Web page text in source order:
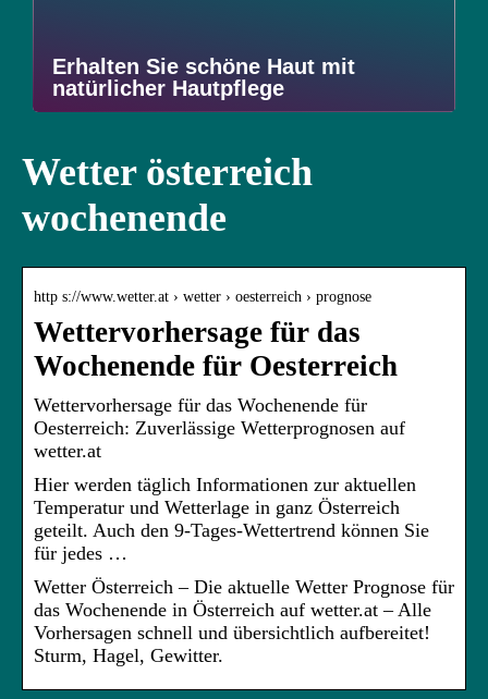
Erhalten Sie schöne Haut mit
natürlicher Hautpflege
Wetter österreich
wochenende
http s://www.wetter.at › wetter › oesterreich › prognose
Wettervorhersage für das
Wochenende für Oesterreich
Wettervorhersage für das Wochenende für
Oesterreich: Zuverlässige Wetterprognosen auf
wetter.at
Hier werden täglich Informationen zur aktuellen
Temperatur und Wetterlage in ganz Österreich
geteilt. Auch den 9-Tages-Wettertrend können Sie
für jedes …
Wetter Österreich – Die aktuelle Wetter Prognose für
das Wochenende in Österreich auf wetter.at – Alle
Vorhersagen schnell und übersichtlich aufbereitet!
Sturm, Hagel, Gewitter.